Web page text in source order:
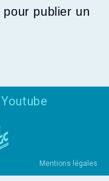
pour publier un
Youtube
Mentions légales